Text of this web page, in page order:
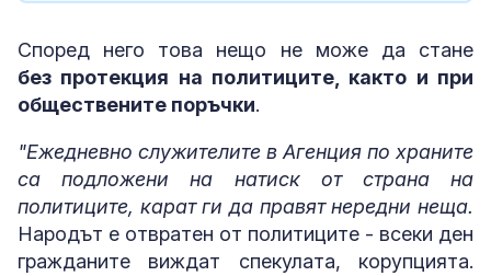
Според него това нещо не може да стане
без протекция на политиците, както и при
обществените поръчки.
"Ежедневно служителите в Агенция по храните
са подложени на натиск от страна на
политиците, карат ги да правят нередни неща.
Народът е отвратен от политиците - всеки ден
гражданите виждат спекулата, корупцията.